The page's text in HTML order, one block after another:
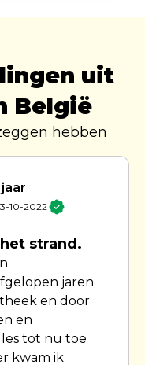
uit
België
hebben
10-2022
strand.
jaren
en door
en
tot nu toe
kwam ik